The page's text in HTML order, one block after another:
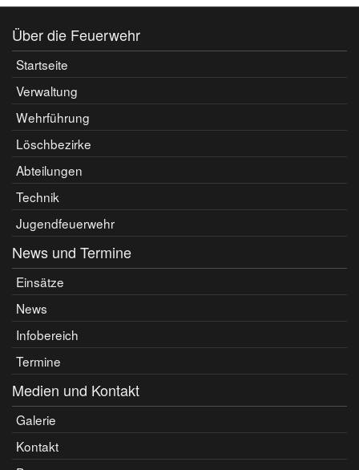
Über die Feuerwehr
Startseite
Verwaltung
Wehrführung
Löschbezirke
Abteilungen
Technik
Jugendfeuerwehr
News und Termine
Einsätze
News
Infobereich
Termine
Medien und Kontakt
Galerie
Kontakt